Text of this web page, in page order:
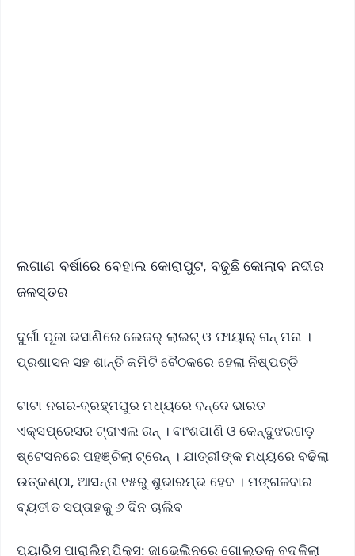
ଲଗାଣ ବର୍ଷାରେ ବେହାଲ କୋରାପୁଟ, ବଢୁଛି କୋଲାବ ନଦୀର
ଜଳସ୍ତର
ଦୁର୍ଗା ପୂଜା ଭସାଣିରେ ଲେଜର୍ ଲାଇଟ୍ ଓ ଫାୟାର୍ ଗନ୍‌ ମନା ।
ପ୍ରଶାସନ ସହ ଶାନ୍ତି କମିଟି ବୈଠକରେ ହେଲା ନିଷ୍ପତ୍ତି
ଟାଟା ନଗର-ବ୍ରହ୍ମପୁର ମଧ୍ୟରେ ବନ୍ଦେ ଭାରତ
ଏକ୍ସପ୍ରେସର ଟ୍ରାଏଲ ରନ୍ । ବାଂଶପାଣି ଓ କେନ୍ଦୁଝରଗଡ଼
ଷ୍ଟେସନରେ ପହଞ୍ଚିଲା ଟ୍ରେନ୍ । ଯାତ୍ରୀଙ୍କ ମଧ୍ୟରେ ବଢିଲା
ଉତ୍କଣ୍ଠା, ଆସନ୍ତା ୧୫ରୁ ଶୁଭାରମ୍ଭ ହେବ । ମଙ୍ଗଳବାର
ବ୍ୟତୀତ ସପ୍ତାହକୁ ୬ ଦିନ ଚାଲିବ
ପ୍ୟାରିସ ପାରାଲିମ୍ପିକ୍ସ: ଜାଭେଲିନରେ ଗୋଲ୍ଡକୁ ବଦଳିଲା